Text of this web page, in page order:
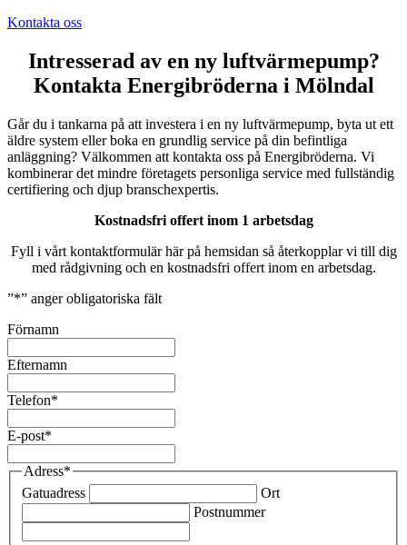
Kontakta oss
Intresserad av en ny luftvärmepump?
Kontakta Energibröderna i Mölndal
Går du i tankarna på att investera i en ny luftvärmepump, byta ut ett
äldre system eller boka en grundlig service på din befintliga
anläggning? Välkommen att kontakta oss på Energibröderna. Vi
kombinerar det mindre företagets personliga service med fullständig
certifiering och djup branschexpertis.
Kostnadsfri offert inom 1 arbetsdag
Fyll i vårt kontaktformulär här på hemsidan så återkopplar vi till dig
med rådgivning och en kostnadsfri offert inom en arbetsdag.
”*” anger obligatoriska fält
Förnamn
Efternamn
Telefon*
E-post*
Adress*
Gatuadress
Ort
Postnummer